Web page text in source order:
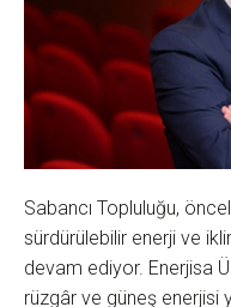
Sabancı Topluluğu,
sürdürülebilir enerji ve
devam ediyor. Enerjisa
rüzgâr ve güneş enerjisi